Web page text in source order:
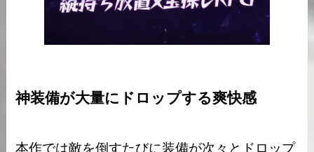
神装備が大量にドロップする爽快感
本作では敵を倒すたびに装備が次々とドロップ